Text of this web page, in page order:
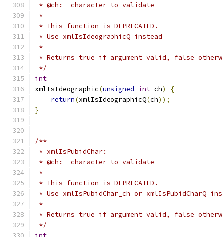
* @ch:  character to validate
*
* This function is DEPRECATED.
* Use xmlIsIdeographicQ instead
*
* Returns true if argument valid, false
*/
int
xmlIsIdeographic(unsigned int ch)
{
return(xmlIsIdeographicQ(ch));
}
/**
* xmlIsPubidChar:
* @ch:  character to validate
*
* This function is DEPRECATED.
* Use xmlIsPubidChar_ch or xmlIsPubidCharQ
*
* Returns true if argument valid, false
*/
int